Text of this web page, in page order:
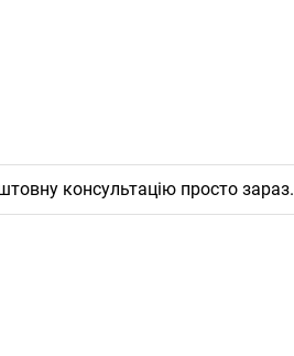
консультацію просто зараз.